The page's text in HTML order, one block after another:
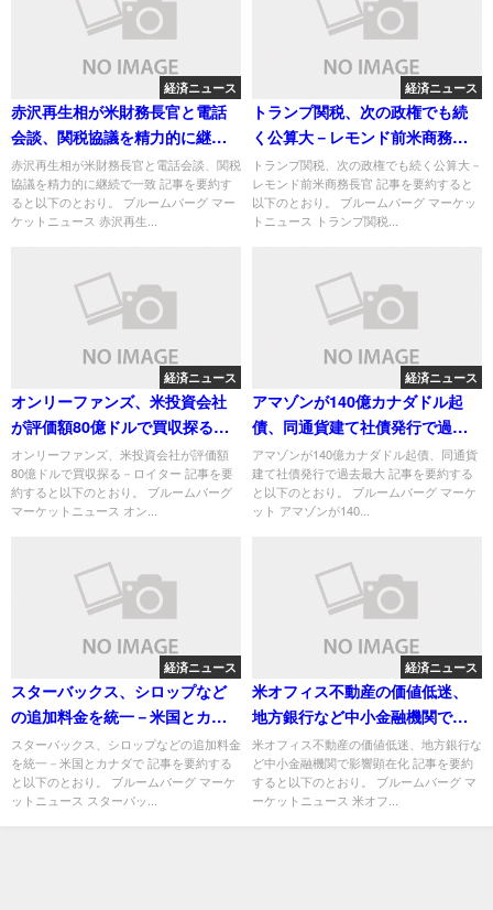
経済ニュース
赤沢再生相が米財務長官と電話
会談、関税協議を精力的に継続
で一致
赤沢再生相が米財務長官と電話会談、関税
協議を精力的に継続で一致 記事を要約す
ると以下のとおり。 ブルームバーグ マー
ケットニュース 赤沢再生...
経済ニュース
トランプ関税、次の政権でも続
く公算大－レモンド前米商務長
官
トランプ関税、次の政権でも続く公算大－
レモンド前米商務長官 記事を要約すると
以下のとおり。 ブルームバーグ マーケッ
トニュース トランプ関税...
経済ニュース
オンリーファンズ、米投資会社
が評価額80億ドルで買収探る－
ロイター
オンリーファンズ、米投資会社が評価額
80億ドルで買収探る－ロイター 記事を要
約すると以下のとおり。 ブルームバーグ
マーケットニュース オン...
経済ニュース
アマゾンが140億カナダドル起
債、同通貨建て社債発行で過去
最大
アマゾンが140億カナダドル起債、同通貨
建て社債発行で過去最大 記事を要約する
と以下のとおり。 ブルームバーグ マーケ
ット アマゾンが140...
経済ニュース
スターバックス、シロップなど
の追加料金を統一－米国とカナ
ダで
スターバックス、シロップなどの追加料金
を統一－米国とカナダで 記事を要約する
と以下のとおり。 ブルームバーグ マーケ
ットニュース スターバッ...
経済ニュース
米オフィス不動産の価値低迷、
地方銀行など中小金融機関で影
響顕在化
米オフィス不動産の価値低迷、地方銀行な
ど中小金融機関で影響顕在化 記事を要約
すると以下のとおり。 ブルームバーグ マ
ーケットニュース 米オフ...